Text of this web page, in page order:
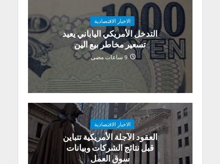
الاخبار الاقتصادية
التدخل الأمريكي الياباني يعيد
تسعير مخاطر بيع الين
9 ساعات مضى
الاخبار الاقتصادية
العقود الآجلة الأمريكية تتباين
قبل نتائج الشركات وبيانات
سوق العمل